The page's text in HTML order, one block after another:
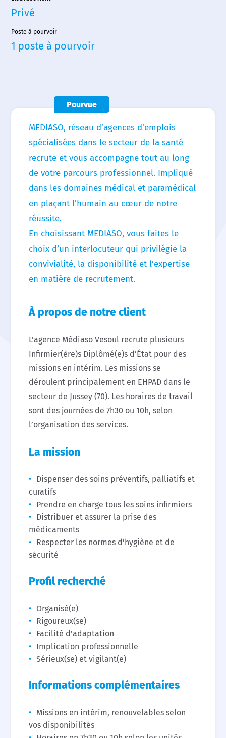
Accueil
Nos actualités
Nos offres d’emploi
Privé
Poste à pourvoir
1 poste à pourvoir
Pourvue
MEDIASO, réseau d’agences d’emplois
spécialisées dans le secteur de la santé
recrute et vous accompagne tout au long
de votre parcours professionnel. Impliqué
dans les domaines médical et paramédical
en plaçant l’humain au cœur de notre
réussite.
En choisissant MEDIASO, vous faites le
choix d’un interlocuteur qui privilégie la
convivialité, la disponibilité et l’expertise
en matière de recrutement.
À propos de notre client
L’agence Médiaso Vesoul recrute plusieurs
Infirmier(ère)s Diplômé(e)s d’État pour des
missions en intérim. Les missions se
déroulent principalement en EHPAD dans le
secteur de Jussey (70). Les horaires de travail
sont des journées de 7h30 ou 10h, selon
l’organisation des services.
La mission
Dispenser des soins préventifs, palliatifs et
curatifs
Prendre en charge tous les soins infirmiers
Distribuer et assurer la prise des
médicaments
Respecter les normes d’hygiène et de
sécurité
Profil recherché
Organisé(e)
Rigoureux(se)
Facilité d'adaptation
Implication professionnelle
Sérieux(se) et vigilant(e)
Informations complémentaires
Missions en intérim, renouvelables selon
vos disponibilités